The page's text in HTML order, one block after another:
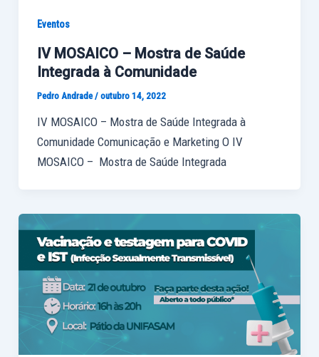
Eventos
IV MOSAICO – Mostra de Saúde
Integrada à Comunidade
Pedro Andrade/ outubro 14, 2022
IV MOSAICO – Mostra de Saúde Integrada à
Comunidade Comunicação e Marketing O IV
MOSAICO – Mostra de Saúde Integrada